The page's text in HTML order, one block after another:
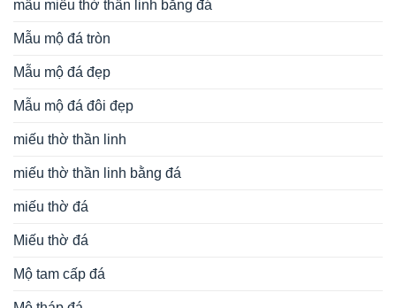
mẫu miếu thờ thần linh bằng đá
Mẫu mộ đá tròn
Mẫu mộ đá đẹp
Mẫu mộ đá đôi đẹp
miếu thờ thần linh
miếu thờ thần linh bằng đá
miếu thờ đá
Miếu thờ đá
Mộ tam cấp đá